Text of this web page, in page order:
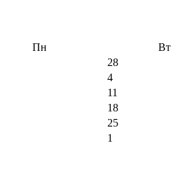
Пн Вт
28
4
11
18
25
1